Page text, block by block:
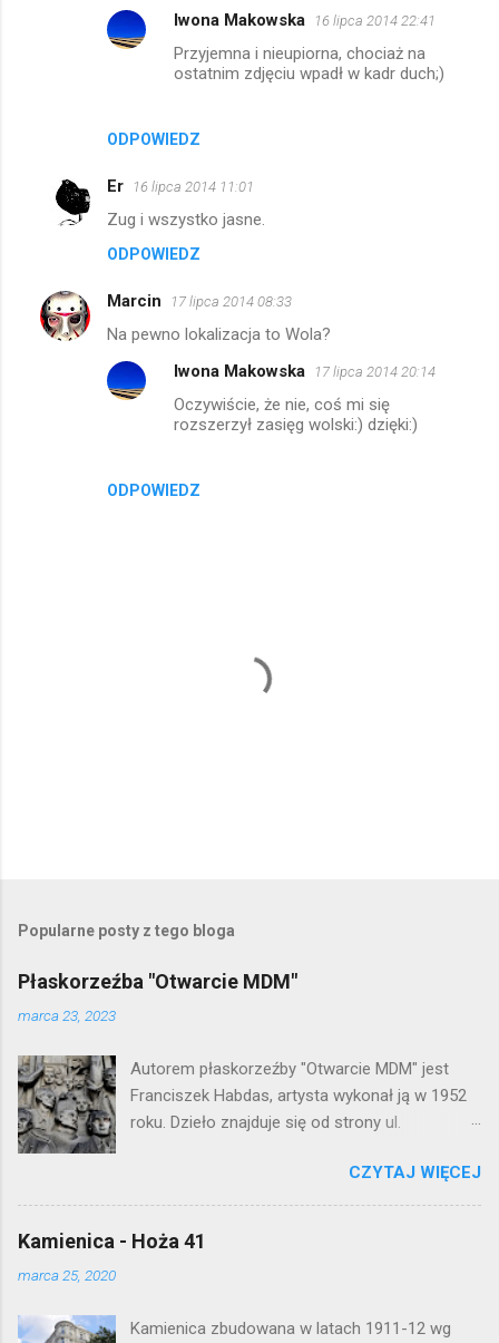
ODPOWIEDZ
Iwona Makowska 16 lipca 2014 22:41
Przyjemna i nieupiorna, chociaż na
ostatnim zdjęciu wpadł w kadr duch;)
Er 16 lipca 2014 11:01
Zug i wszystko jasne.
ODPOWIEDZ
Marcin 17 lipca 2014 08:33
Na pewno lokalizacja to Wola?
ODPOWIEDZ
Iwona Makowska 17 lipca 2014 20:14
Oczywiście, że nie, coś mi się
rozszerzył zasięg wolski:) dzięki:)
e
i
j
o
m
e
n
t
a
Popularne posty z tego bloga
Płaskorzeźba "Otwarcie MDM"
marca 23, 2023
Autorem płaskorzeźby "Otwarcie MDM" jest
Franciszek Habdas, artysta wykonał ją w 1952
roku. Dzieło znajduje się od strony ul.
warszawskiej flagowej inwestycji
mieszkaniowej lat 50. Lokalizacja: Śródmieście
CZYTAJ WIĘCEJ
Kamienica - Hoża 41
marca 25, 2020
Kamienica zbudowana w latach 1911-12 wg